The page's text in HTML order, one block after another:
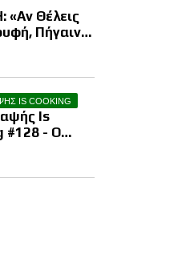
«Αν Θέλεις
Πήγαινε
Την»
IS COOKING
Is
#128 - Ο
Την